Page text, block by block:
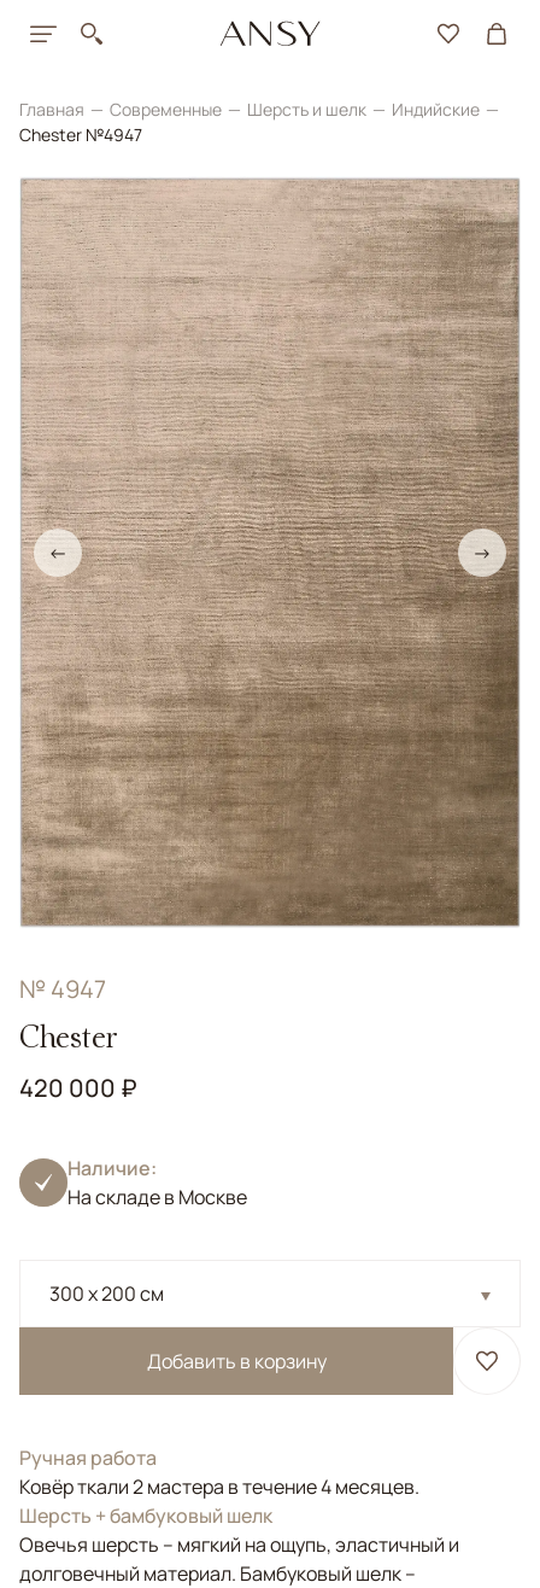
Главная Современные Шерсть и шелк
Индийские
Chester №4947
← →
№ 4947
Chester
420 000 ₽
Наличие:
На складе в Москве
300 x 200 см
Добавить в корзину
Ручная работа
Ковёр ткали 2 мастера в течение 4 месяцев.
Шерсть + бамбуковый шелк
Овечья шерсть – мягкий на ощупь, эластичный и
долговечный материал. Бамбуковый шелк –